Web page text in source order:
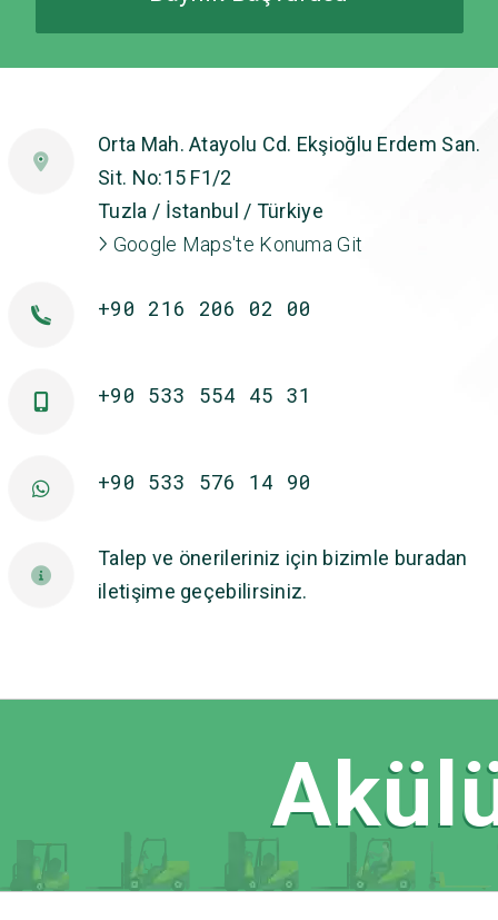
Orta Mah. Atayolu Cd. Ekşioğlu Erdem San.
Sit. No:15 F1/2
Tuzla / İstanbul / Türkiye
Google Maps'te Konuma Git
+90 216 206 02 00
+90 533 554 45 31
+90 533 576 14 90
Talep ve önerileriniz için bizimle buradan
iletişime geçebilirsiniz.